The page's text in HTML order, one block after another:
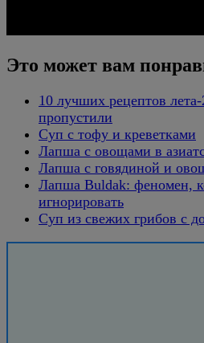
Это может вам
10 лучших рецептов
пропустили
Суп с тофу и креветками
Лапша с овощами в
Лапша с говядиной и
Лапша Buldak: феномен,
игнорировать
Суп из свежих грибов с